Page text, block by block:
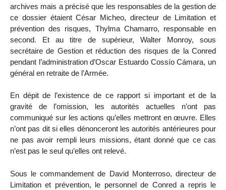
archives mais a précisé que les responsables de la gestion de
ce dossier étaient César Micheo, directeur de Limitation et
prévention des risques, Thylma Chamarro, responsable en
second. Et au titre de supérieur, Walter Monroy, sous
secrétaire de Gestion et réduction des risques de la Conred
pendant l’administration d’Oscar Estuardo Cossío Cámara, un
général en retraite de l’Armée.
En dépit de l’existence de ce rapport si important et de la
gravité de l’omission, les autorités actuelles n’ont pas
communiqué sur les actions qu’elles mettront en œuvre. Elles
n’ont pas dit si elles dénonceront les autorités antérieures pour
ne pas avoir rempli leurs missions, étant donné que ce cas
n’est pas le seul qu’elles ont relevé.
Sous le commandement de David Monterroso, directeur de
Limitation et prévention, le personnel de Conred a repris le